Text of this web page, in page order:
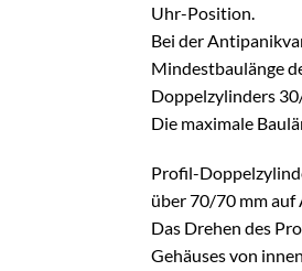
Uhr-Position.
Bei der
Mindestbaulänge
Doppelzylinders
Die maximale
Profil-
über 70/70 mm auf
Das Drehen des
Gehäuses von